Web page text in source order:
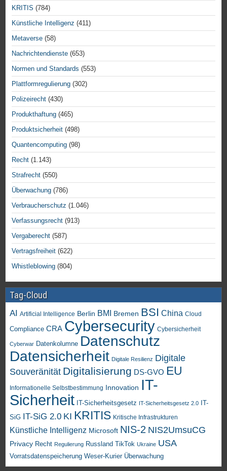
KRITIS (784)
Künstliche Intelligenz (411)
Metaverse (58)
Nachrichtendienste (653)
Normen und Standards (553)
Plattformregulierung (302)
Polizeirecht (430)
Produkthaftung (465)
Produktsicherheit (498)
Quantencomputing (98)
Recht (1.143)
Strafrecht (550)
Überwachung (786)
Verbraucherschutz (1.046)
Verfassungsrecht (913)
Vergaberecht (587)
Vertragsfreiheit (622)
Whistleblowing (804)
Tag-Cloud
AI Artificial Intelligence Berlin BMI Bremen BSI China Cloud
Compliance CRA Cybersecurity Cybersicherheit
Cyberwar Datenkolumne Datenschutz
Datensicherheit Digitale Resilienz Digitale
Souveränität Digitalisierung DS-GVO EU
Informationelle Selbstbestimmung Innovation IT-
Sicherheit IT-Sicherheitsgesetz IT-Sicherheitsgesetz 2.0
IT-
SiG IT-SiG 2.0 KI KRITIS Kritische Infrastrukturen
Künstliche Intelligenz Microsoft NIS-2 NIS2UmsuCG
Privacy Recht Regulierung Russland TikTok Ukraine USA
Vorratsdatenspeicherung Weser-Kurier Überwachung